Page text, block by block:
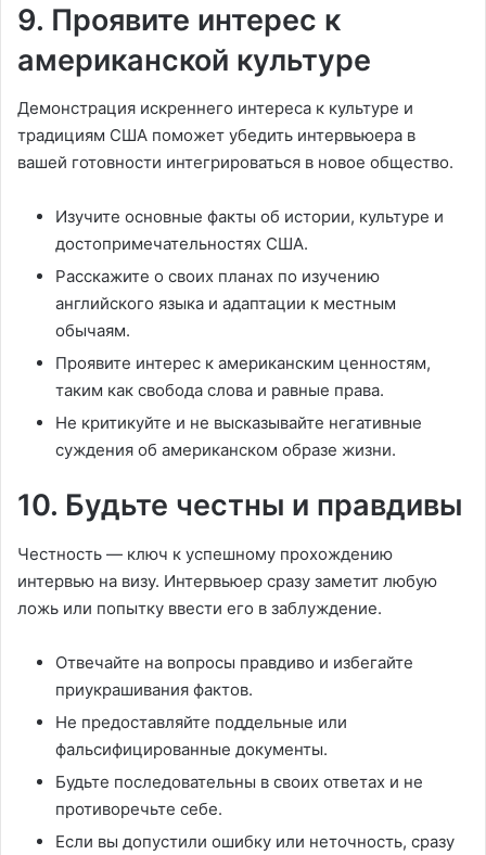
9. Проявите интерес к
американской культуре
Демонстрация искреннего интереса к культуре и
традициям США поможет убедить интервьюера в
вашей готовности интегрироваться в новое общество.
Изучите основные факты об истории, культуре и
достопримечательностях США.
Расскажите о своих планах по изучению
английского языка и адаптации к местным
обычаям.
Проявите интерес к американским ценностям,
таким как свобода слова и равные права.
Не критикуйте и не высказывайте негативные
суждения об американском образе жизни.
10. Будьте честны и правдивы
Честность — ключ к успешному прохождению
интервью на визу. Интервьюер сразу заметит любую
ложь или попытку ввести его в заблуждение.
Отвечайте на вопросы правдиво и избегайте
приукрашивания фактов.
Не предоставляйте поддельные или
фальсифицированные документы.
Будьте последовательны в своих ответах и не
противоречьте себе.
Если вы допустили ошибку или неточность, сразу